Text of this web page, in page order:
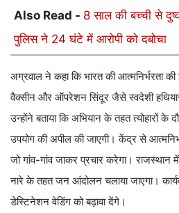
Also Read - 8 साल की बच्ची से
पुलिस ने 24 घंटे में आरोपी को दबोचा
अग्रवाल ने कहा कि भारत की आत्मनिर्भरता
वैक्सीन और ऑपरेशन सिंदूर जैसे स्वदेशी
उन्होंने बताया कि अभियान के तहत त्योहारों के
उपयोग की अपील की जाएगी। केंद्र से
जो गांव-गांव जाकर प्रचार करेगा।
नारे के तहत जन आंदोलन चलाया जाएगा।
डेस्टिनेशन वेडिंग को बढ़ावा देंगे।